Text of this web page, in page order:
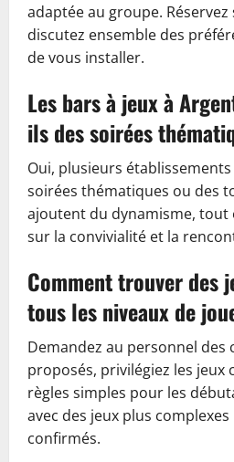
adaptée au groupe.
discutez ensemble des
de vous installer.
Les bars à jeux à
ils des soirées
Oui, plusieurs
soirées thématiques ou des
ajoutent du dynamisme, tout
sur la convivialité et la
Comment trouver des
tous les niveaux de
Demandez au personnel des
proposés, privilégiez les jeux
règles simples pour les
avec des jeux plus
confirmés.